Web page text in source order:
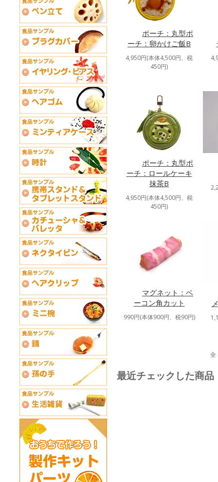
ポーチ：丸型ポ
ーチ：卵かけご飯B
4,950円(本体4,500円、税
450円)
ポーチ：丸型ポ
ーチ：ロールケーキ
抹茶B
4,950円(本体4,500円、税
450円)
マグネット：ベ
ーコン角カット
990円(本体900円、税90円)
全
最近チェックした商品